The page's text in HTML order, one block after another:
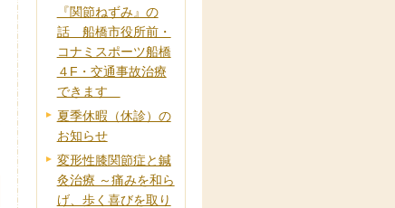
『関節ねずみ』の
話 船橋市役所前・
コナミスポーツ船橋
４F・交通事故治療
できます
夏季休暇（休診）の
お知らせ
変形性膝関節症と鍼
灸治療 ～痛みを和ら
げ、歩く喜びを取り